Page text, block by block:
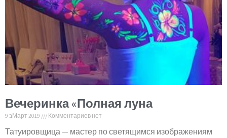
Вечеринка «Полная луна
9 בМарт 2019 Комментариев нет
Татуировщица — мастер по светящимся изображениям